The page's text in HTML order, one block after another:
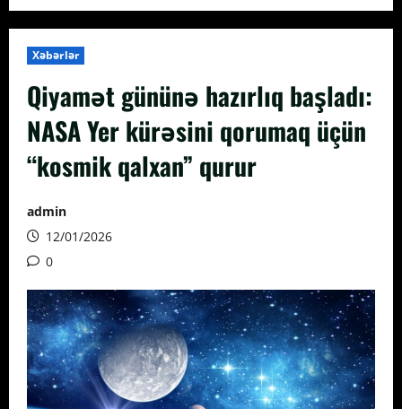
Xəbərlər
Qiyamət gününə hazırlıq başladı:
NASA Yer kürəsini qorumaq üçün
“kosmik qalxan” qurur
admin
12/01/2026
0